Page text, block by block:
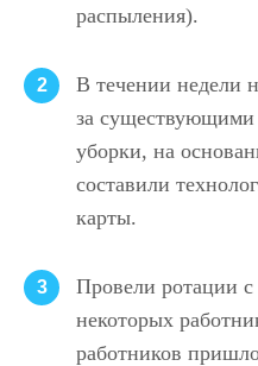
распыления).
2
В течении недели
за существующими
уборки, на
составили
карты.
3
Провели ротации
некоторых
работников